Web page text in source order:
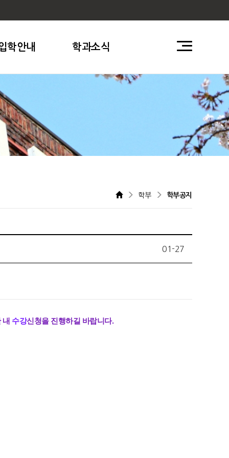
학안내 학과소식
학부 학부공지
01-27
내 수강신청을 진행하길 바랍니다.